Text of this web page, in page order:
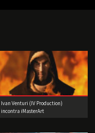
Ivan Venturi (IV Production)
incontra iMasterArt